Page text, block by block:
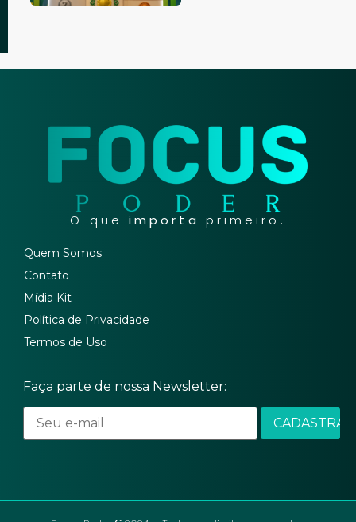
O que importa primeiro.
Quem Somos
Contato
Mídia Kit
Política de Privacidade
Termos de Uso
Faça parte de nossa Newsletter: